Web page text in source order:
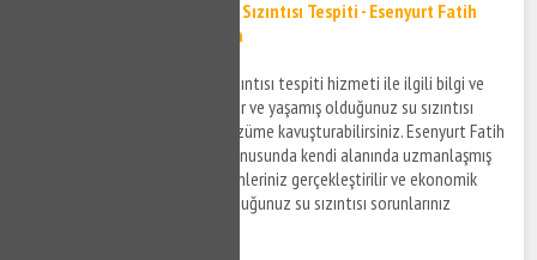
Esenyurt Fatih Mahallesi Su Sızıntısı Tespiti - Esenyurt Fatih
Mahallesi Su Sızıntısı Bulma
Esenyurt Fatih Mahallesi su sızıntısı tespiti hizmeti ile ilgili bilgi ve
hizmet almak için bizi arayabilir ve yaşamış olduğunuz su sızıntısı
probleminizi en kısa sürede çözüme kavuşturabilirsiniz. Esenyurt Fatih
Mahallesi su sızıntısı bulma konusunda kendi alanında uzmanlaşmış
firmalar aracılığı ile tespit işlemleriniz gerçekleştirilir ve ekonomik
çözüm önerileri ile yaşamış olduğunuz su sızıntısı sorunlarınız